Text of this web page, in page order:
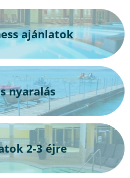
ajánlatok
nyaralás
2-3 éjre